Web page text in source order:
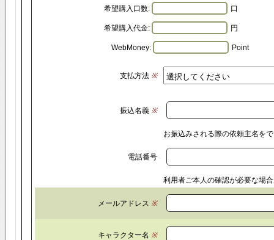
希望購入口数: 口
希望購入代金: 円
WebMoney: Point
支払方法※
振込名義※
お振込みされる際の依頼主名を
電話番号
利用者ご本人の確認が必要な場
メールアドレス ※
キャラクター名 ※